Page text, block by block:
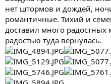
нет штормов и дождей,
романтичные. Тихий и
доставил много
радостью туда вернулась.